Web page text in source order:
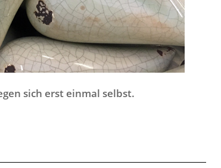
sich erst einmal selbst.